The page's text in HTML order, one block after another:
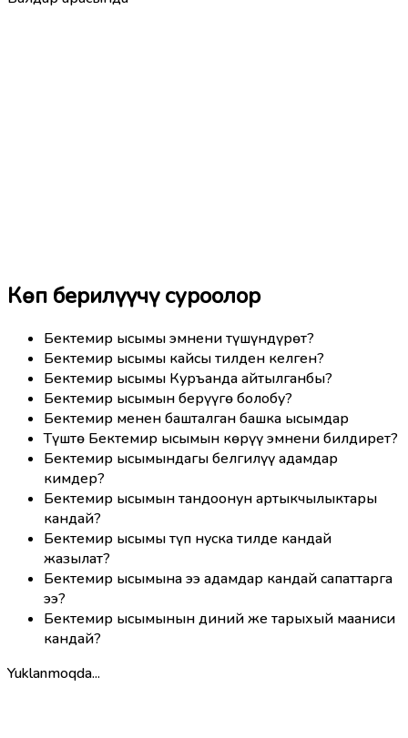
Көп берилүүчү суроолор
Бектемир ысымы эмнени түшүндүрөт?
Бектемир ысымы кайсы тилден келген?
Бектемир ысымы Куръанда айтылганбы?
Бектемир ысымын берүүгө болобу?
Бектемир менен башталган башка ысымдар
Түштө Бектемир ысымын көрүү эмнени билдирет?
Бектемир ысымындагы белгилүү адамдар
кимдер?
Бектемир ысымын тандоонун артыкчылыктары
кандай?
Бектемир ысымы түп нуска тилде кандай
жазылат?
Бектемир ысымына ээ адамдар кандай сапаттарга
ээ?
Бектемир ысымынын диний же тарыхый мааниси
кандай?
Yuklanmoqda...